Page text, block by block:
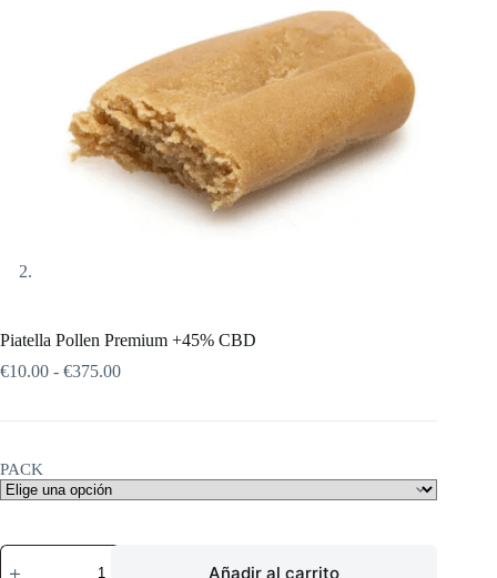
Piatella Pollen Premium +45% CBD
€10.00 - €375.00Rango
PACK
Piatella
Pollen
Añadir al carrito